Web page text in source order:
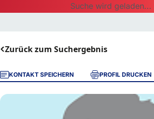
Suche wird geladen...
Zurück zum Suchergebnis
KONTAKT SPEICHERN PROFIL DRUCKEN